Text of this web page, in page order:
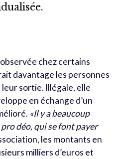
chez certains
davantage les personnes
leur sortie. Illégale, elle
en échange d’un
«Il y a beaucoup
déo, qui se font payer
les montants en
milliers d’euros et